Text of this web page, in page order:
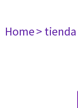
Home> tienda